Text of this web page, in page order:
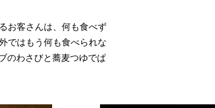
お客さんは、何も食べず
ではもう何も食べられな
のわさびと蕎麦つゆでぱ